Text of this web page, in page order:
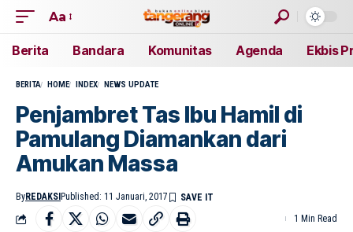
Aa
Berita Bandara Komunitas Agenda Ekbis
BERITA HOME INDEX NEWS UPDATE
Penjambret Tas Ibu Hamil di
Pamulang Diamankan dari
Amukan Massa
ByREDAKSI Published: 11 Januari, 2017
1 Min Read